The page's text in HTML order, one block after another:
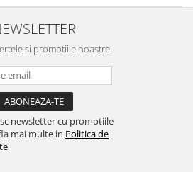
si promotiile noastre
newsletter cu promotiile
mai multe in Politica de